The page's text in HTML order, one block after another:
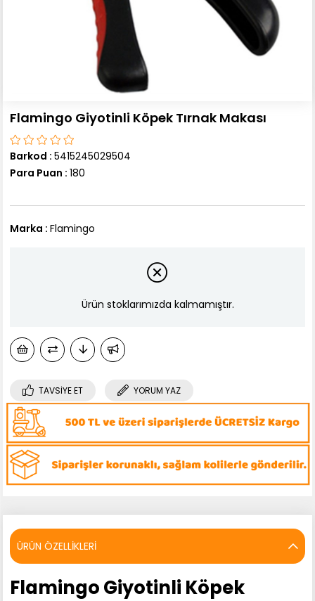
Flamingo Giyotinli Köpek Tırnak Makası
Barkod : 5415245029504
Para Puan : 180
Marka : Flamingo
Ürün stoklarımızda kalmamıştır.
TAVSIYE ET YORUM YAZ
ÜRÜN ÖZELLIKLERI
Flamingo Giyotinli Köpek